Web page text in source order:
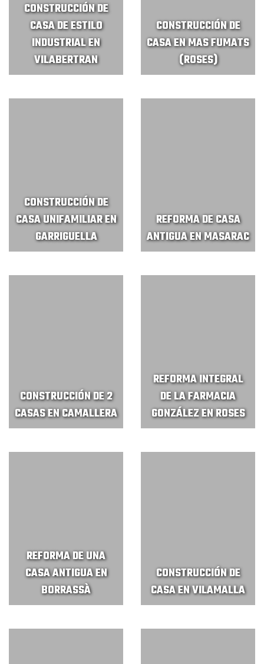
CONSTRUCCIÓN DE
CASA DE ESTILO
INDUSTRIAL EN
VILABERTRAN
CONSTRUCCIÓN DE
CASA EN MAS FUMATS
(ROSES)
CONSTRUCCIÓN DE
CASA UNIFAMILIAR EN
GARRIGUELLA
REFORMA DE CASA
ANTIGUA EN MASARAC
CONSTRUCCIÓN DE 2
CASAS EN CAMALLERA
REFORMA INTEGRAL
DE LA FARMACIA
GONZÁLEZ EN ROSES
REFORMA DE UNA
CASA ANTIGUA EN
BORRASSÀ
CONSTRUCCIÓN DE
CASA EN VILAMALLA